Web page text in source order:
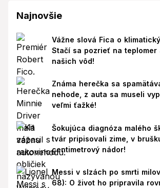
Najnovšie
Vážne slová Fica o
Stačí sa pozrieť na teplomer
našich vôd!
Známa herečka sa
nehode, z auta sa museli
veľmi ťažké!
Šokujúca diagnóza malého
tvár pripisovali zime, v
centimetrový nádor!
Messi v slzách po smrti
68): O život ho pripravila